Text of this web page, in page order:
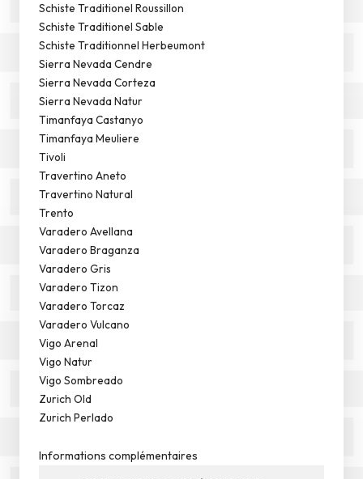
Schiste Traditionel Roussillon
Schiste Traditionel Sable
Schiste Traditionnel Herbeumont
Sierra Nevada Cendre
Sierra Nevada Corteza
Sierra Nevada Natur
Timanfaya Castanyo
Timanfaya Meuliere
Tivoli
Travertino Aneto
Travertino Natural
Trento
Varadero Avellana
Varadero Braganza
Varadero Gris
Varadero Tizon
Varadero Torcaz
Varadero Vulcano
Vigo Arenal
Vigo Natur
Vigo Sombreado
Zurich Old
Zurich Perlado
Informations complémentaires